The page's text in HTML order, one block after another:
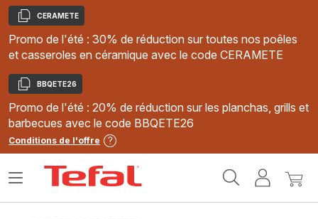
Copier
CERAMETE
Promo de l'été : 30% de réduction sur toutes nos poêles
et casseroles en céramique avec le code CERAMETE
Copier
BBQETE26
Promo de l'été : 20% de réduction sur les planchas, grills et
barbecues avec le code BBQETE26
Conditions de l'offre
MonMon
Ouvrir